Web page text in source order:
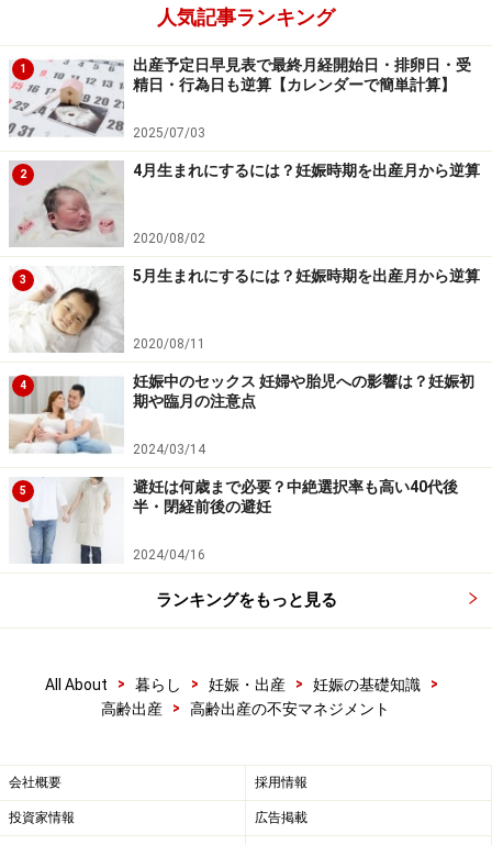
人気記事ランキング
1
出産予定日早見表で最終月経開始日・排卵日・受
精日・行為日も逆算【カレンダーで簡単計算】
2025/07/03
2 4月生まれにするには？妊娠時期を出産月から逆算
2020/08/02
3 5月生まれにするには？妊娠時期を出産月から逆算
2020/08/11
4
妊娠中のセックス 妊婦や胎児への影響は？妊娠初
期や臨月の注意点
2024/03/14
5
避妊は何歳まで必要？中絶選択率も高い40代後
半・閉経前後の避妊
2024/04/16
ランキングをもっと見る
All About > 暮らし > 妊娠・出産 > 妊娠の基礎知識
>
高齢出産
> 高齢出産の不安マネジメント
会社概要 採用情報
投資家情報 広告掲載